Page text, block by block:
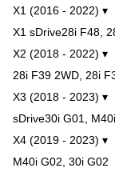
X1 (2016 - 2022) ▾
X1 sDrive28i F48,
X2 (2018 - 2022) ▾
28i F39 2WD, 28i
X3 (2018 - 2023) ▾
sDrive30i G01,
X4 (2019 - 2023) ▾
M40i G02, 30i G02